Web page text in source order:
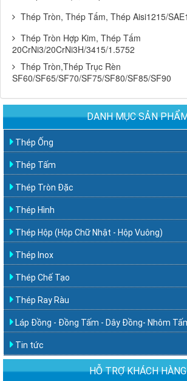
Thép Tròn, Thép Tấm, Thép Aisi1215/
Thép Tròn Hợp Kim, Thép Tấm
20CrNi3/20CrNi3H/3415/1.5752
Thép Tròn,Thép Trục Rèn
SF60/SF65/SF70/SF75/SF80/SF85/SF90
DANH MỤC SẢN
Thép Ống
Thép Tấm
Thép Tròn Đặc
Thép Hình
Thép Hộp (Hộp Chữ Nhật - Hộp Vuông)
Thép Inox
Thép Chế Tạo
Thép Ray Ràu
Láp Đồng - Đồng Tấm - Dây Đồng- Nhôm
Tin tức
HỖ TRỢ KHÁCH HÀNG